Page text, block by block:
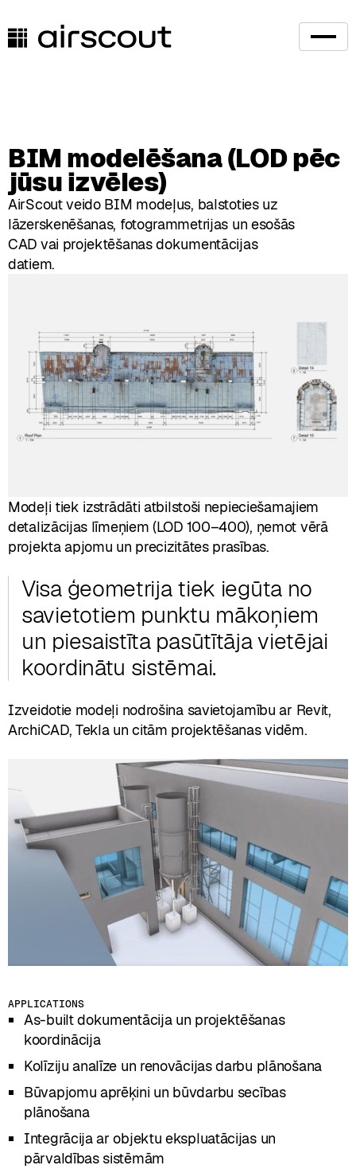
BIM modelēšana (LOD pēc
jūsu izvēles)
AirScout veido BIM modeļus, balstoties uz
lāzerskenēšanas, fotogrammetrijas un esošās
CAD vai projektēšanas dokumentācijas
datiem.
Modeļi tiek izstrādāti atbilstoši nepieciešamajiem
detalizācijas līmeņiem (LOD 100–400), ņemot vērā
projekta apjomu un precizitātes prasības.
Visa ģeometrija tiek iegūta no
savietotiem punktu mākoņiem
un piesaistīta pasūtītāja vietējai
koordinātu sistēmai.
Izveidotie modeļi nodrošina savietojamību ar Revit,
ArchiCAD, Tekla un citām projektēšanas vidēm.
APPLICATIONS
As-built dokumentācija un projektēšanas
koordinācija
Kolīziju analīze un renovācijas darbu plānošana
Būvapjomu aprēķini un būvdarbu secības
plānošana
Integrācija ar objektu ekspluatācijas un
pārvaldības sistēmām